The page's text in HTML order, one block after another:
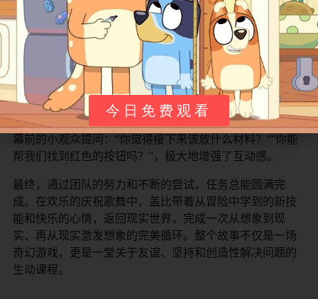
是用礼盒里的材料，在工坊里为怕黑的猫鼠建造一盏星空
灯；可能是跟随蛋糕猫的食谱，在厨房里烘焙一个彩虹色
的超级蛋糕；也可能是帮助美人鱼猫清理被海草缠住的花
园水池。
在整个过程中，盖比和猫咪们需要通力合作、发挥创意。
他们会唱歌鼓舞士气，会遇到一些小挫折（比如蛋糕烤糊
了），但总会互相鼓励“再试一次”。节目会适时暂停，向屏
幕前的小观众提问：“你觉得接下来该放什么材料？”“你能
帮我们找到红色的按钮吗？”，极大地增强了互动感。
最终，通过团队的努力和不断的尝试，任务总能圆满完
成。在欢乐的庆祝歌舞中，盖比带着从冒险中学到的新技
能和快乐的心情，返回现实世界，完成一次从想象到现
实、再从现实激发想象的完美循环。整个故事不仅是一场
奇幻游戏，更是一堂关于友谊、坚持和创造性解决问题的
生动课程。
今日免费观看